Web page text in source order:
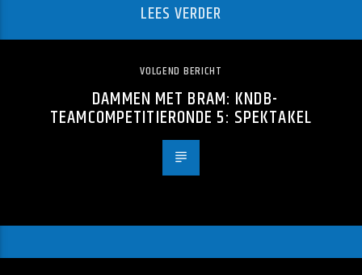
LEES VERDER
VOLGEND BERICHT
DAMMEN MET BRAM: KNDB-
TEAMCOMPETITIERONDE 5: SPEKTAKEL